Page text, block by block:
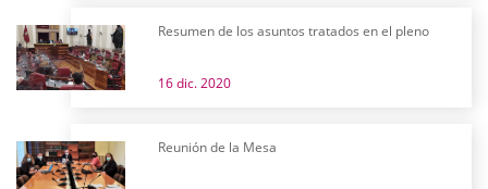
Resumen de los asuntos tratados en el pleno
16 dic. 2020
Reunión de la Mesa